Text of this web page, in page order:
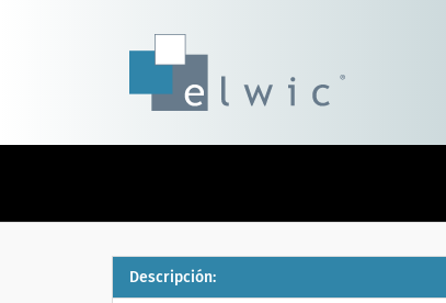
Descripción: